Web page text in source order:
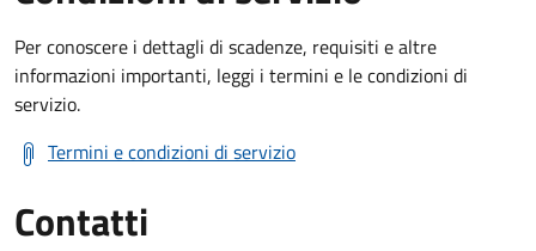
Per conoscere i dettagli di scadenze, requisiti e altre
informazioni importanti, leggi i termini e le condizioni di
servizio.
Termini e condizioni di servizio
Contatti